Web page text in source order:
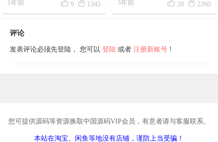
1年前
 9  1345
3年前
 20  2260
评论
发表评论必须先登陆， 您可以 登陆 或者 注册新账号 !
您可提供源码等资源换取中国源码VIP会员，有意者请与客服联系。
本站在淘宝、闲鱼等地没有店铺，谨防上当受骗！